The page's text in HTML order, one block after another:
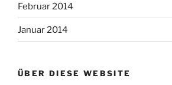
Februar 2014
Januar 2014
ÜBER DIESE WEBSITE